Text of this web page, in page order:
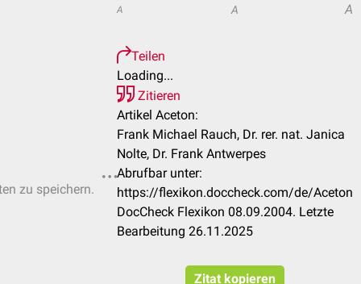
zu speichern.
A A A
Teilen
Loading...
Zitieren
Artikel Aceton:
Frank Michael Rauch, Dr. rer. nat. Janica
Nolte, Dr. Frank Antwerpes
Abrufbar unter:
https://flexikon.doccheck.com/de/Aceton
DocCheck Flexikon 08.09.2004. Letzte
Bearbeitung 26.11.2025
Zitat kopieren